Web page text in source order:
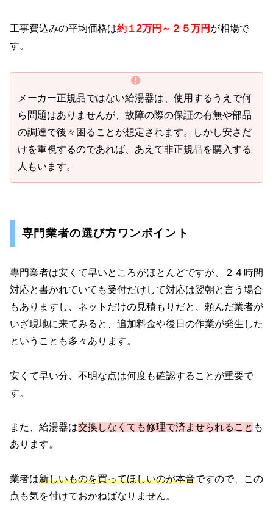
工事費込みの平均価格は約１2万円～２５万円 が相場で
す。
メーカー正規品ではない給湯器は、使用するうえで何
ら問題はありませんが、故障の際の保証の有無や部品
の調達で後々困ることが想定されます。しかし安さだ
けを重視するのであれば、あえて非正規品を購入する
人もいます。
専門業者の選び方ワンポイント
専門業者は安くて早いところがほとんどですが、２４時間
対応と書かれていても受付だけして対応は翌朝と言う場合
もありますし、ネットだけの見積もりだと、頼んだ業者が
いざ現地に来てみると、追加料金や後日の作業が発生した
ということも多々あります。
安くて早い分、不明な点は何度も確認することが重要で
す。
また、給湯器は交換しなくても修理で済ませられること も
あります。
業者は新しいものを買ってほしいのが本音ですので、この
点も気を付けておかねばなりません。